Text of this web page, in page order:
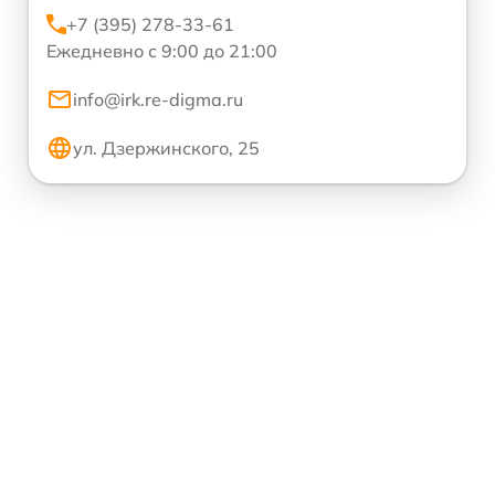
+7 (395) 278-33-61
Ежедневно с 9:00 до 21:00
info@irk.re-digma.ru
ул. Дзержинского, 25